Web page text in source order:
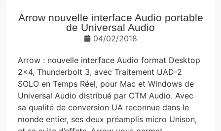
Arrow nouvelle interface Audio portable
de Universal Audio
04/02/2018
Arrow : nouvelle interface Audio format Desktop
2×4, Thunderbolt 3, avec Traitement UAD-2
SOLO en Temps Réel, pour Mac et Windows de
Universal Audio distribué par CTM Audio. Avec
sa qualité de conversion UA reconnue dans le
monde entier, ses deux préamplis micro Unison,